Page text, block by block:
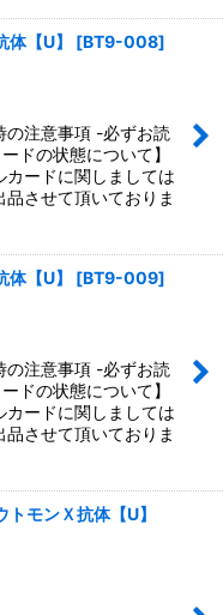
【U】 [BT9-008]
の注意事項 -必ずお読
ドの状態について】
ードに関しましては
させて頂いておりま
【U】 [BT9-009]
の注意事項 -必ずお読
ドの状態について】
ードに関しましては
させて頂いておりま
モンＸ抗体【U】